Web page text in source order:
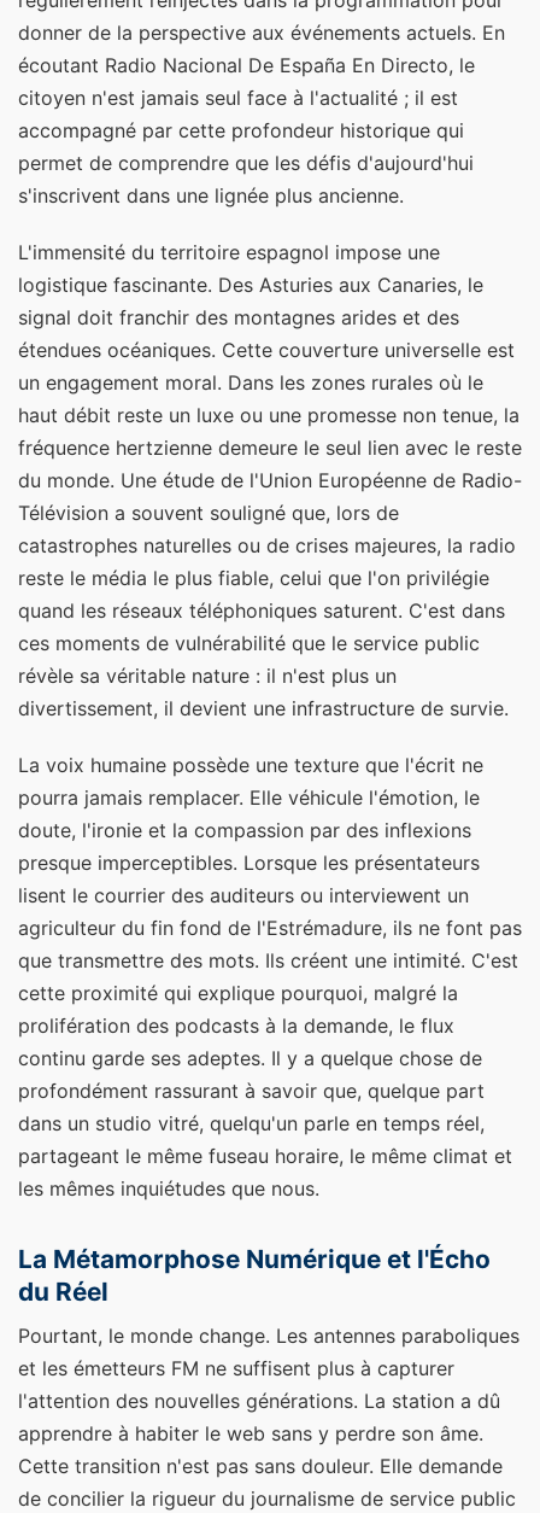
donner de la perspective aux événements actuels. En
écoutant Radio Nacional De España En Directo, le
citoyen n'est jamais seul face à l'actualité ; il est
accompagné par cette profondeur historique qui
permet de comprendre que les défis d'aujourd'hui
s'inscrivent dans une lignée plus ancienne.
L'immensité du territoire espagnol impose une
logistique fascinante. Des Asturies aux Canaries, le
signal doit franchir des montagnes arides et des
étendues océaniques. Cette couverture universelle est
un engagement moral. Dans les zones rurales où le
haut débit reste un luxe ou une promesse non tenue, la
fréquence hertzienne demeure le seul lien avec le reste
du monde. Une étude de l'Union Européenne de Radio-
Télévision a souvent souligné que, lors de
catastrophes naturelles ou de crises majeures, la radio
reste le média le plus fiable, celui que l'on privilégie
quand les réseaux téléphoniques saturent. C'est dans
ces moments de vulnérabilité que le service public
révèle sa véritable nature : il n'est plus un
divertissement, il devient une infrastructure de survie.
La voix humaine possède une texture que l'écrit ne
pourra jamais remplacer. Elle véhicule l'émotion, le
doute, l'ironie et la compassion par des inflexions
presque imperceptibles. Lorsque les présentateurs
lisent le courrier des auditeurs ou interviewent un
agriculteur du fin fond de l'Estrémadure, ils ne font pas
que transmettre des mots. Ils créent une intimité. C'est
cette proximité qui explique pourquoi, malgré la
prolifération des podcasts à la demande, le flux
continu garde ses adeptes. Il y a quelque chose de
profondément rassurant à savoir que, quelque part
dans un studio vitré, quelqu'un parle en temps réel,
partageant le même fuseau horaire, le même climat et
les mêmes inquiétudes que nous.
La Métamorphose Numérique et l'Écho
du Réel
Pourtant, le monde change. Les antennes paraboliques
et les émetteurs FM ne suffisent plus à capturer
l'attention des nouvelles générations. La station a dû
apprendre à habiter le web sans y perdre son âme.
Cette transition n'est pas sans douleur. Elle demande
de concilier la rigueur du journalisme de service public